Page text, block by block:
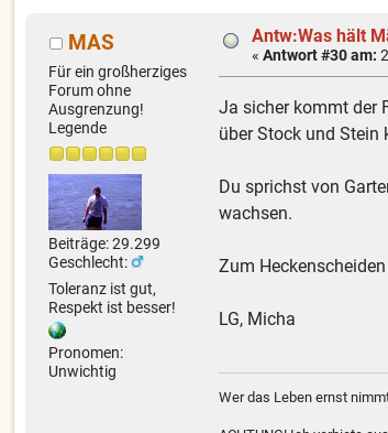
MAS
Für ein großherziges
Forum ohne
Ausgrenzung!
Legende
Beiträge: 29.299
Geschlecht:
Toleranz ist gut,
Respekt ist besser!
Pronomen:
Unwichtig
Antw:Was hält
«Antwort #30 am:
Ja sicher kommt der
über Stock und Stein
Du sprichst von
wachsen.
Zum
LG, Micha
Wer das Leben ernst